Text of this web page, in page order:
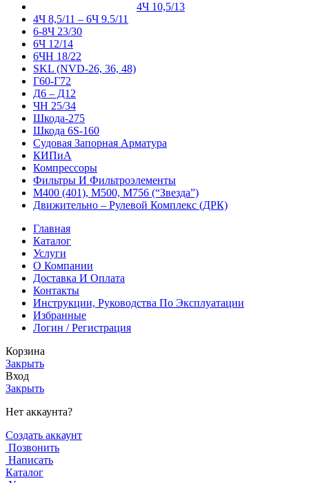
4Ч 10,5/13
4Ч 8,5/11 – 6Ч 9.5/11
6-8Ч 23/30
6Ч 12/14
6ЧН 18/22
SKL (NVD-26, 36, 48)
Г60-Г72
Д6 – Д12
ЧН 25/34
Шкода-275
Шкода 6S-160
Судовая Запорная Арматура
КИПиА
Компрессоры
Фильтры И Фильтроэлементы
М400 (401), М500, М756 (“Звезда”)
Движительно – Рулевой Комплекс (ДРК)
Главная
Каталог
Услуги
О Компании
Доставка И Оплата
Контакты
Инструкции, Руководства По Эксплуатации
Избранные
Логин / Регистрация
Корзина
Закрыть
Вход
Закрыть
Нет аккаунта?
Создать аккаунт
Позвонить
Написать
Каталог